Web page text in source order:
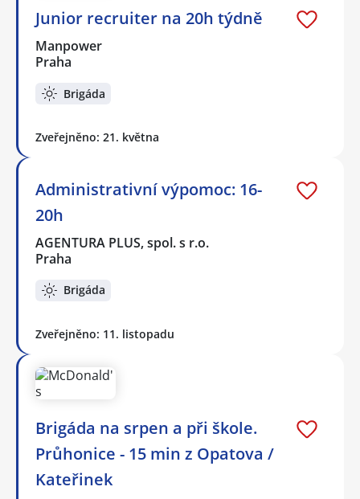
Junior recruiter na 20h týdně
Manpower
Praha
Brigáda
Zveřejněno: 21. května
Administrativní výpomoc: 16-
20h
AGENTURA PLUS, spol. s r.o.
Praha
Brigáda
Zveřejněno: 11. listopadu
Brigáda na srpen a při škole.
Průhonice - 15 min z Opatova /
Kateřinek